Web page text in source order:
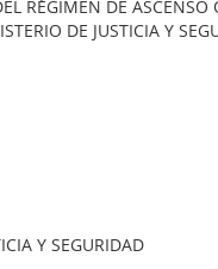
RÉGIMEN DE
DE JUSTICIA Y
Y SEGURIDAD